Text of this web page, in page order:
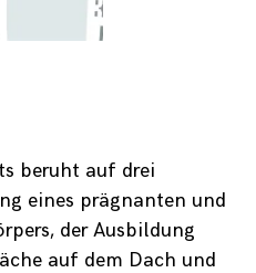
beruht auf drei
eines prägnanten und
der Ausbildung
auf dem Dach und